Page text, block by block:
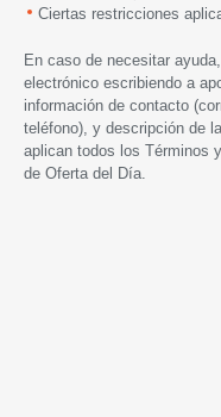
Ciertas restricciones
En caso de necesitar
electrónico escribiendo a
información de contacto
teléfono), y descripción de
aplican todos los Términos
de Oferta del Día.